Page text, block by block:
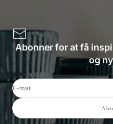
Abonner for at få
og
E-mail